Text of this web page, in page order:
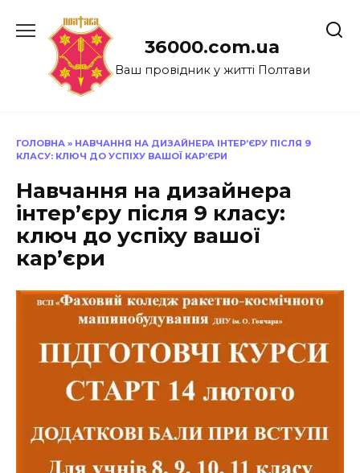
до
36000.com.ua
Ваш провідник у житті Полтави
ГОЛОВНА » НАВЧАННЯ НА ДИЗАЙНЕРА ІНТЕР’ЄРУ ПІСЛЯ 9
КЛАСУ: КЛЮЧ ДО УСПІХУ ВАШОЇ КАР’ЄРИ
Навчання на дизайнера
інтер’єру після 9 класу:
ключ до успіху вашої
кар’єри